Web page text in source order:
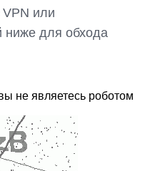
или
ниже для обхода
не являетесь роботом